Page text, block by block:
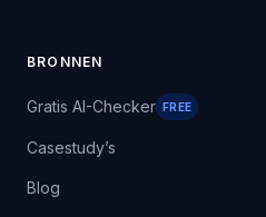
BRONNEN
Gratis AI-Checker FREE
Casestudy’s
Blog